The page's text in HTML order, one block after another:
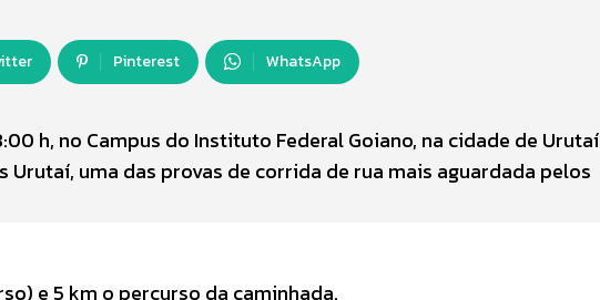
Pinterest WhatsApp
h, no Campus do Instituto Federal Goiano, na cidade de Urutaí
Urutaí, uma das provas de corrida de rua mais aguardada pelos
e 5 km o percurso da caminhada.